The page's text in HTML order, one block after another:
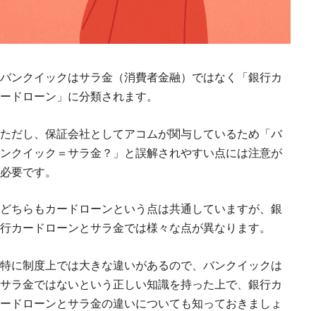
バンクイックはサラ金（消費者金融）ではなく「銀行カ
ードローン」に分類されます。
ただし、保証会社としてアコムが関与しているため「バ
ンクイック＝サラ金？」と誤解されやすい点には注意が
必要です。
どちらもカードローンという点は共通していますが、銀
行カードローンとサラ金では様々な点が異なります。
特に制度上では大きな違いがあるので、バンクイックは
サラ金ではないという正しい知識を持った上で、銀行カ
ードローンとサラ金の違いについても知っておきましょ